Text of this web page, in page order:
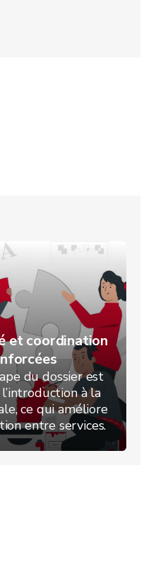
et coordination
du dossier est
à la
ce qui améliore
entre services.